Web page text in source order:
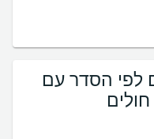
לפי הסדר עם